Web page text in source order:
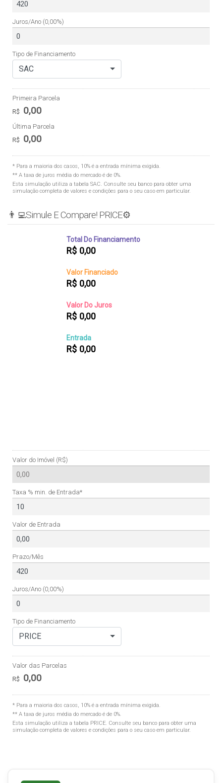
Juros/Ano (0,00%)
Tipo de Financiamento
SAC
Primeira Parcela
R$ 0,00
Última Parcela
R$ 0,00
* Para a maioria dos casos, 10% é a entrada mínima exigida.
** A taxa de juros média do mercado é de 0%.
Esta simulação utiliza a tabela SAC. Consulte seu banco para obter uma
simulação completa de valores e condições para o seu caso em particular.
👨‍💻Simule E Compare! PRICE⚙️
Total Do Financiamento
R$ 0,00
Valor Financiado
R$ 0,00
Valor Do Juros
R$ 0,00
Entrada
R$ 0,00
Valor do Imóvel (R$)
Taxa % min. de Entrada*
Valor de Entrada
Prazo/Mês
Juros/Ano (0,00%)
Tipo de Financiamento
PRICE
Valor das Parcelas
R$ 0,00
* Para a maioria dos casos, 10% é a entrada mínima exigida.
** A taxa de juros média do mercado é de 0%.
Esta simulação utiliza a tabela PRICE. Consulte seu banco para obter uma
simulação completa de valores e condições para o seu caso em particular.